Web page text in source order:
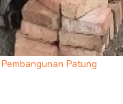
Patung